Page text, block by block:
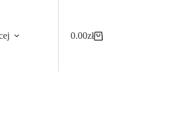
Koszyk
0.00zł